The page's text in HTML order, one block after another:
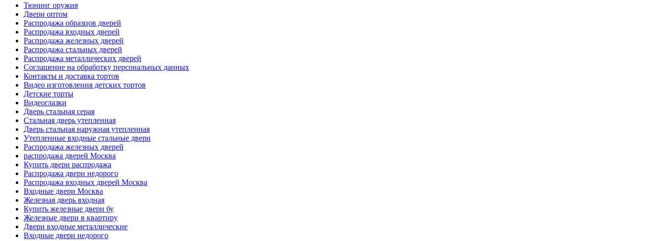
Тюнинг оружия
Двери оптом
Распродажа образцов дверей
Распродажа входных дверей
Распродажа железных дверей
Распродажа стальных дверей
Распродажа металлических дверей
Соглашение на обработку персональных данных
Контакты и доставка тортов
Видео изготовления детских тортов
Детские торты
Видеоглазки
Дверь стальная серая
Стальная дверь утепленная
Дверь стальная наружная утепленная
Утепленные входные стальные двери
Распродажа железных дверей
распродажа дверей Москва
Купить двери распродажа
Распродажа двери недорого
Распродажа входных дверей Москва
Входные двери Москва
Железная дверь входная
Купить железные двери бу
Железные двери в квартиру
Двери входные металлические
Входные двери недорого